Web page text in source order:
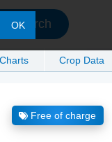
Search
Crop Data
OK
Free of charge